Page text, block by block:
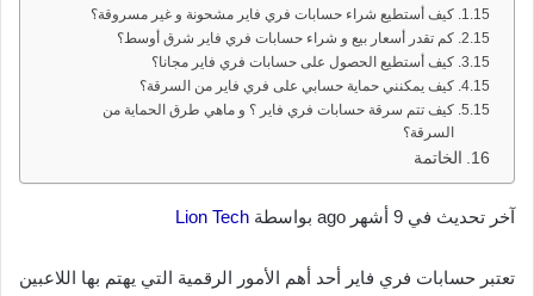
كيف أستطيع شراء حسابات فري فاير مشحونة و غير مسروقة؟
كم تقدر أسعار بيع و شراء حسابات فري فاير شرق أوسط؟
كيف أستطيع الحصول على حسابات فري فاير مجانا؟
كيف يمكنني حماية حسابي على فري فاير من السرقة؟
كيف تتم سرقة حسابات فري فاير ؟ و ماهي طرق الحماية من
السرقة؟
الخاتمة
آخر تحديث في 9 أشهر ago بواسطة Lion Tech
تعتبر حسابات فري فاير أحد أهم الأمور الرقمية التي يهتم بها اللاعبين